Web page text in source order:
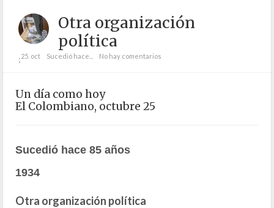
Otra organización
política
;25. oct Sucedió hace... No hay comentarios
Un día como hoy
El Colombiano, octubre 25
Sucedió hace 85 años
1934
Otra organización política